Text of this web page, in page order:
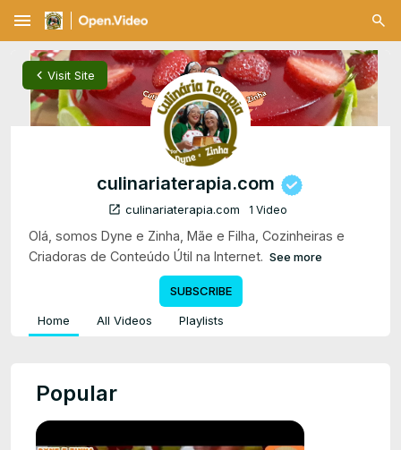
menu
chevron_left Visit Site
culinariaterapia.com
open_in_new culinariaterapia.com 1 Video
Olá, somos Dyne e Zinha, Mãe e Filha, Cozinheiras e
Criadoras de Conteúdo Útil na Internet. See more
SUBSCRIBE
Home All Videos Playlists
Popular